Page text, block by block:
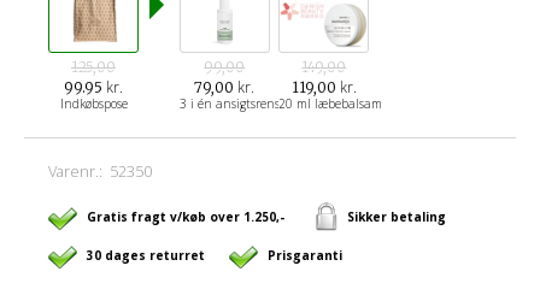
125,00
99.95 kr.
Indkøbspose
99,00
79,00 kr.
3 i én ansigtsrens
149,00
119,00 kr.
20 ml læbebalsam
Varenr.: 52350
Gratis fragt v/køb over 1.250,- Sikker betaling
30 dages returret Prisgaranti